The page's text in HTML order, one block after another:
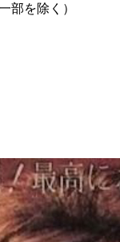
部を除く）